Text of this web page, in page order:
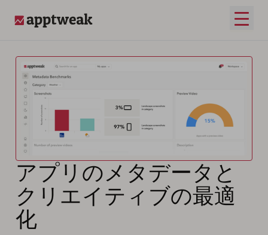
メイ
アプリのメタデータと
クリエイティブの最適
化